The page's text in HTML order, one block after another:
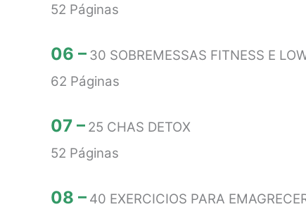
52 Páginas
06 – 30 SOBREMESSAS FITNESS E
62 Páginas
07 – 25 CHAS DETOX
52 Páginas
08 – 40 EXERCICIOS PARA